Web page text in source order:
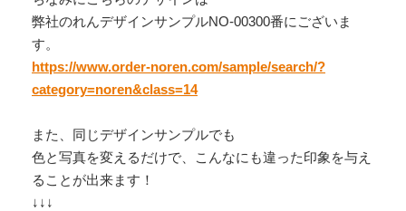
弊社のれんデザインサンプルNO-00300番にございま
す。
https://www.order-noren.com/sample/search/?
category=noren&class=14
また、同じデザインサンプルでも
色と写真を変えるだけで、こんなにも違った印象を与え
ることが出来ます！
↓↓↓